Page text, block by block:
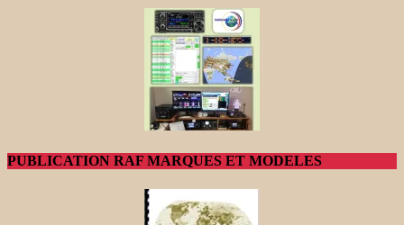
PUBLICATION RAF MARQUES ET MODELES